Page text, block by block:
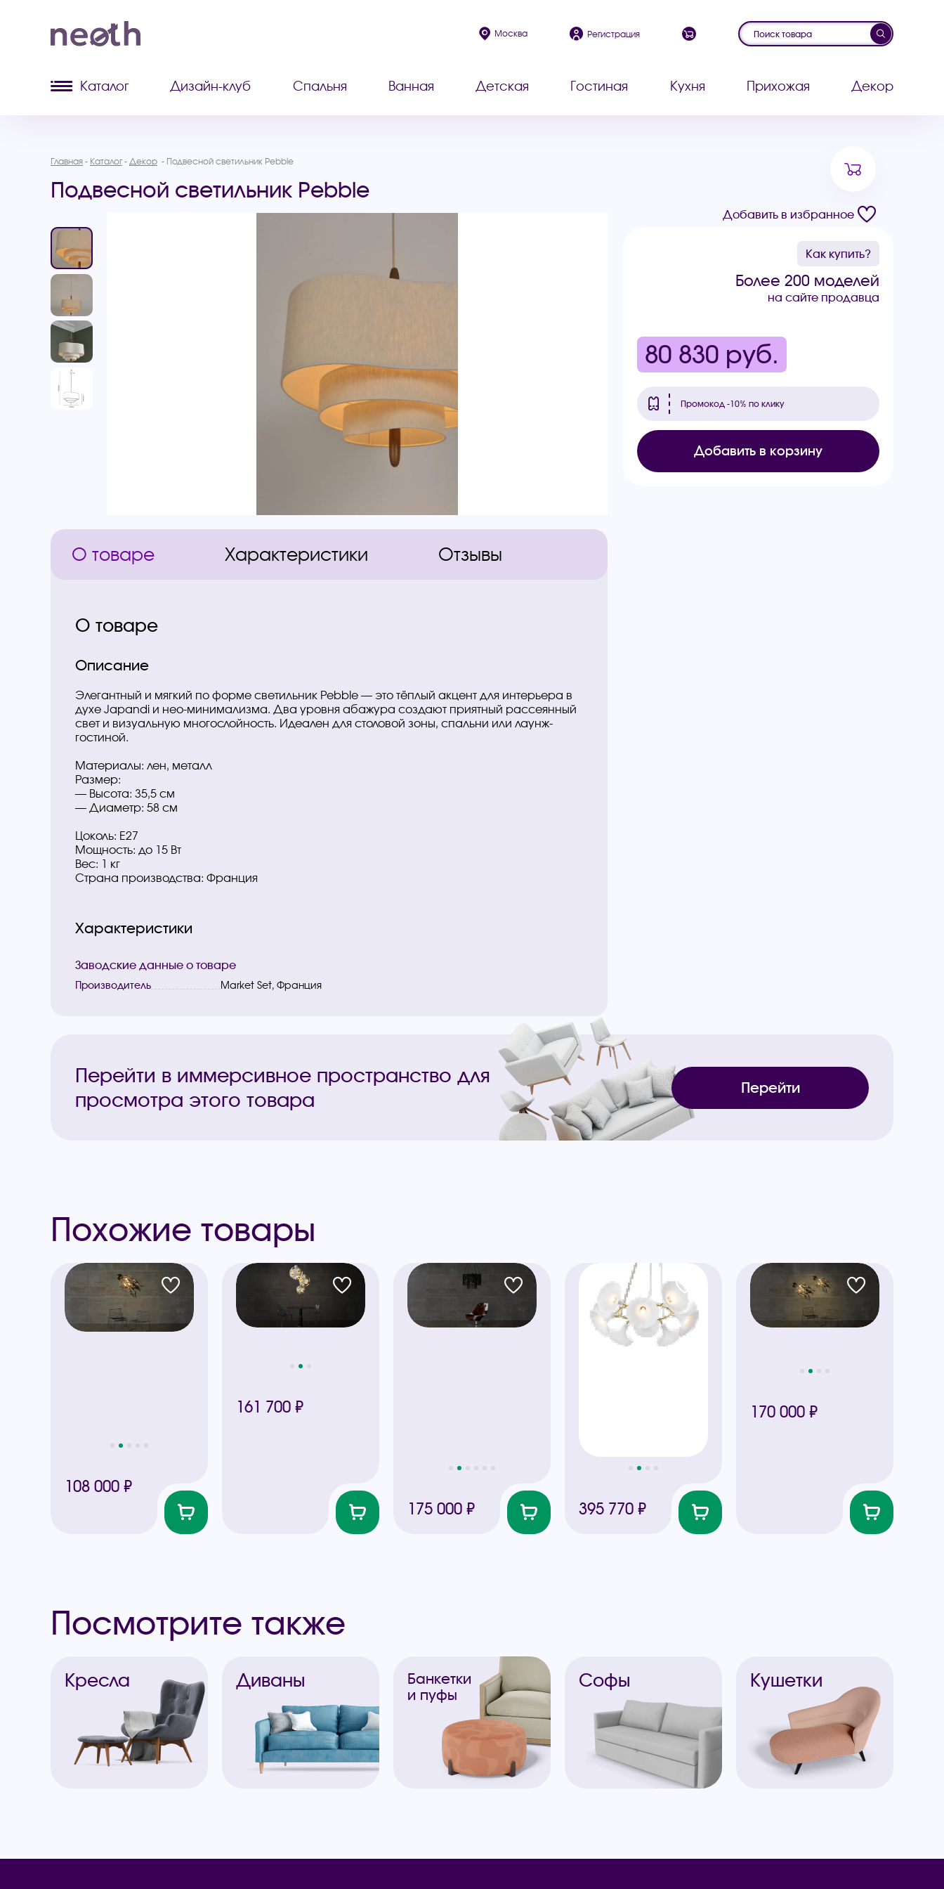
Москва Регистрация
Каталог Дизайн-клуб Спальня Ванная Детская Гостиная Кухня Прихожая Декор
Главная Каталог Декор Подвесной светильник Pebble
Подвесной светильник Pebble
Добавить в избранное
Как купить?
Более 200 моделей
на сайте продавца
80 830 руб.
Промокод -10% по клику
Добавить в корзину
О товаре Характеристики Отзывы
О товаре
Описание
Элегантный и мягкий по форме светильник Pebble — это тёплый акцент для интерьера в
духе Japandi и нео-минимализма. Два уровня абажура создают приятный рассеянный
свет и визуальную многослойность. Идеален для столовой зоны, спальни или лаунж-
гостиной.
Материалы: лен, металл
Размер:
— Высота: 35,5 см
— Диаметр: 58 см
Цоколь: E27
Мощность: до 15 Вт
Вес: 1 кг
Страна производства: Франция
Характеристики
Заводские данные о товаре
Производитель Market Set, Франция
Перейти в иммерсивное пространство для
просмотра этого товара
Перейти
Похожие товары
108 000 ₽
161 700 ₽
175 000 ₽ 395 770 ₽
170 000 ₽
Посмотрите также
Кресла Диваны
Банкетки
и пуфы
Софы Кушетки